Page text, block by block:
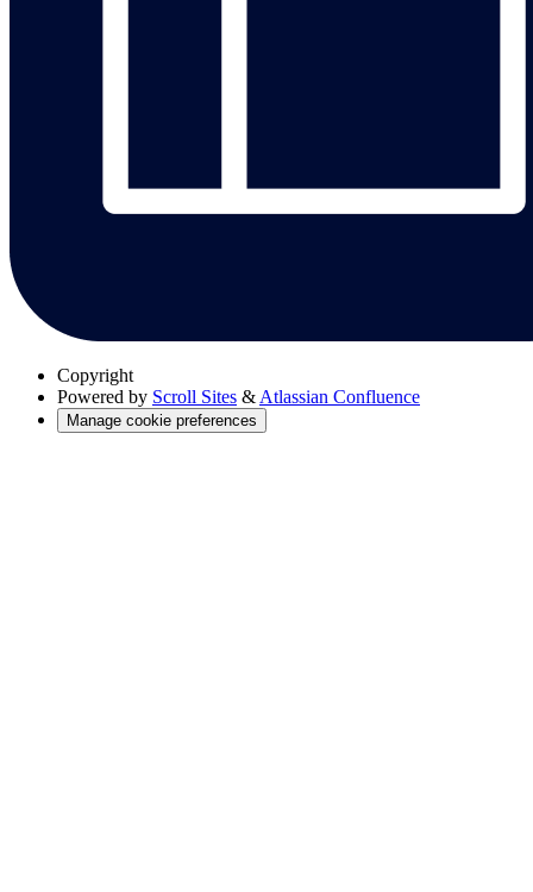
Copyright
Powered by Scroll Sites & Atlassian Confluence
Manage cookie preferences